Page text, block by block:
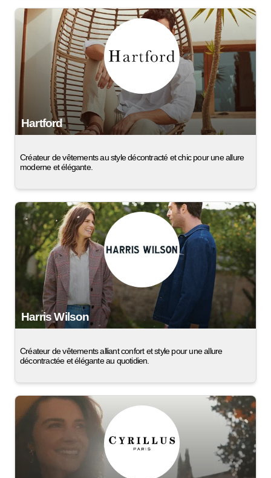
Hartford
Créateur de vêtements au style décontracté et chic pour une allure
moderne et élégante.
Harris Wilson
Créateur de vêtements alliant confort et style pour une allure
décontractée et élégante au quotidien.